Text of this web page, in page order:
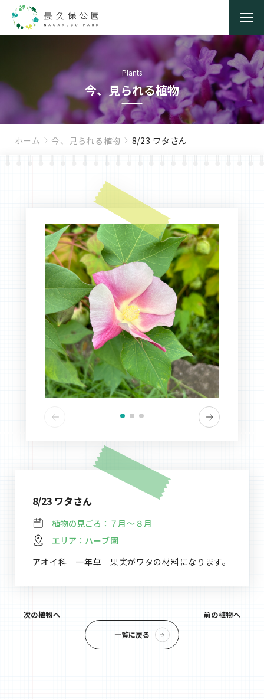
Plants
今、見られる植物
ホーム 今、見られる植物 8/23 ワタさん
8/23 ワタさん
植物の見ごろ： ７月～８月
エリア： ハーブ園
アオイ科 一年草 果実がワタの材料になります。
次の植物へ
一覧に戻る
前の植物へ